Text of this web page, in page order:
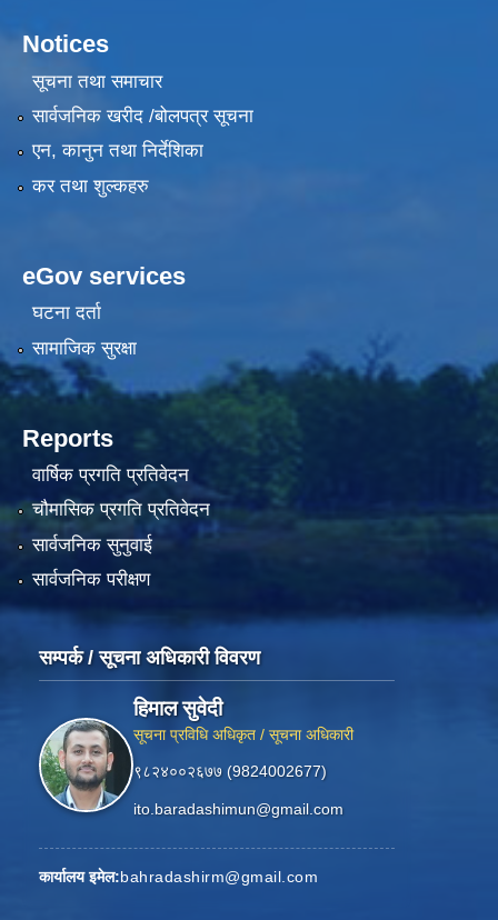
Notices
सूचना तथा समाचार
सार्वजनिक खरीद /बोलपत्र सूचना
एन, कानुन तथा निर्देशिका
कर तथा शुल्कहरु
eGov services
घटना दर्ता
सामाजिक सुरक्षा
Reports
वार्षिक प्रगति प्रतिवेदन
चौमासिक प्रगति प्रतिवेदन
सार्वजनिक सुनुवाई
सार्वजनिक परीक्षण
सम्पर्क / सूचना अधिकारी विवरण
हिमाल सुवेदी
सूचना प्रविधि अधिकृत / सूचना अधिकारी
९८२४००२६७७ (9824002677)
ito.baradashimun@gmail.com
कार्यालय इमेल:bahradashirm@gmail.com